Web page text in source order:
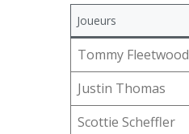
Joueurs
Tommy Fleetwood
Justin Thomas
Scottie Scheffler